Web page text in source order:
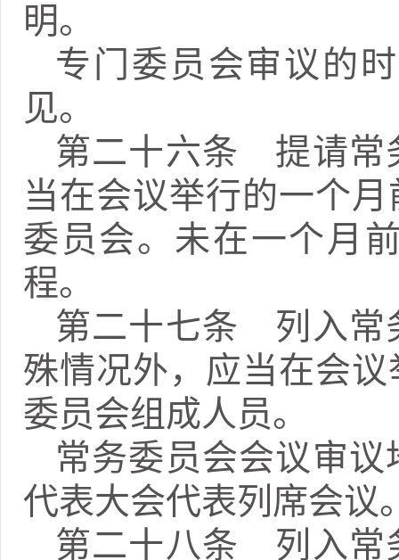
明。
专门委员会审议的
见。
第二十六条 提请常
当在会议举行的一个
委员会。未在一个月
程。
第二十七条 列入常
殊情况外，应当在会
委员会组成人员。
常务委员会会议审
代表大会代表列席会议
第二十八条 列入常